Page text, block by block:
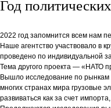
Год
2022 год запомнится всем нам
Наше агентство участвовало в
проведено по индивидуальной
Тема другого проекта — «НАТО
Вышло исследование по рынкам
многих странах мира грузовые
развиваться как за счет